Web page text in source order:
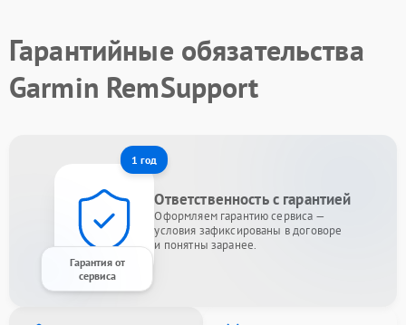
Гарантийные обязательства
Garmin RemSupport
1 год
Гарантия от
сервиса
Ответственность с гарантией
Оформляем гарантию сервиса —
условия зафиксированы в договоре
и понятны заранее.